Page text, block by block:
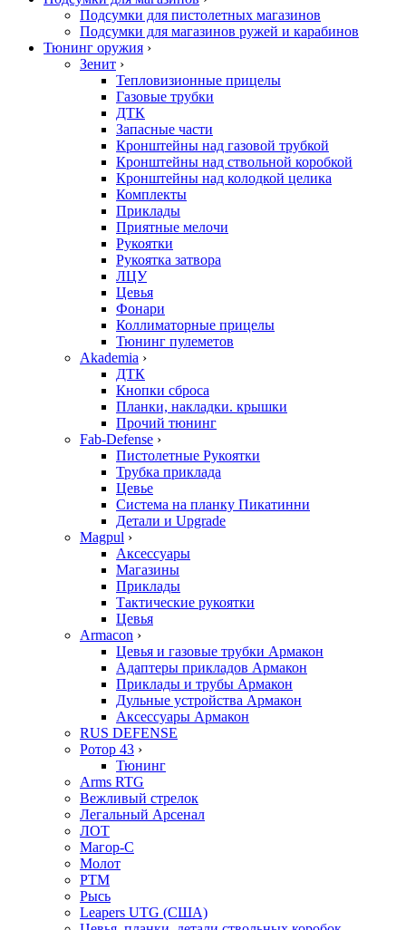
Подсумки для пистолетных магазинов
Подсумки для магазинов ружей и карабинов
Тюнинг оружия ›
Зенит ›
Тепловизионные прицелы
Газовые трубки
ДТК
Запасные части
Кронштейны над газовой трубкой
Кронштейны над ствольной коробкой
Кронштейны над колодкой целика
Комплекты
Приклады
Приятные мелочи
Рукоятки
Рукоятка затвора
ЛЦУ
Цевья
Фонари
Коллиматорные прицелы
Тюнинг пулеметов
Akademia ›
ДТК
Кнопки сброса
Планки, накладки. крышки
Прочий тюнинг
Fab-Defense ›
Пистолетные Рукоятки
Трубка приклада
Цевье
Система на планку Пикатинни
Детали и Upgrade
Magpul ›
Аксессуары
Магазины
Приклады
Тактические рукоятки
Цевья
Armacon ›
Цевья и газовые трубки Армакон
Адаптеры прикладов Армакон
Приклады и трубы Армакон
Дульные устройства Армакон
Аксессуары Армакон
RUS DEFENSE
Ротор 43 ›
Тюнинг
Arms RTG
Вежливый стрелок
Легальный Арсенал
ЛОТ
Магор-С
Молот
РТМ
Рысь
Leapers UTG (США)